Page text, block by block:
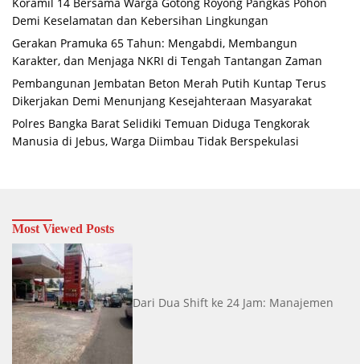
Demi Keselamatan dan Kebersihan Lingkungan
Gerakan Pramuka 65 Tahun: Mengabdi, Membangun
Karakter, dan Menjaga NKRI di Tengah Tantangan Zaman
Pembangunan Jembatan Beton Merah Putih Kuntap Terus
Dikerjakan Demi Menunjang Kesejahteraan Masyarakat
Polres Bangka Barat Selidiki Temuan Diduga Tengkorak
Manusia di Jebus, Warga Diimbau Tidak Berspekulasi
Most Viewed Posts
Dari Dua Shift ke 24 Jam: Manajemen